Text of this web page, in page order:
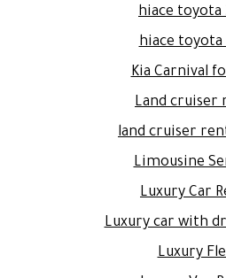
hiace
hiace
Kia
Land
land cruiser
Limousine
Luxury
Luxury car
Luxury